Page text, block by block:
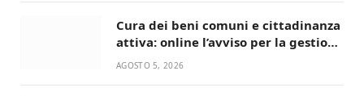
Cura dei beni comuni e cittadinanza
attiva: online l’avviso per la gestione
condivisa della Villetta di Laureto
AGOSTO 5, 2026